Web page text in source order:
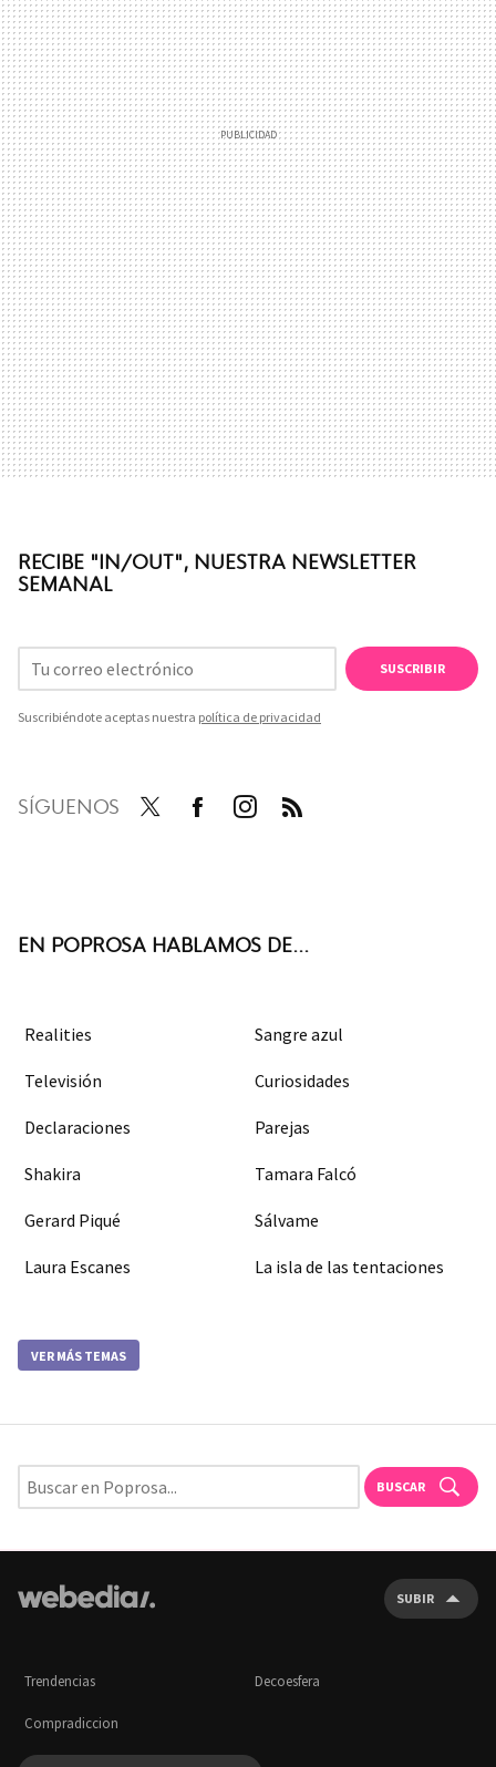
RECIBE "IN/OUT", NUESTRA NEWSLETTER
SEMANAL
SUSCRIBIR
Suscribiéndote aceptas nuestra política de privacidad
SÍGUENOS
EN POPROSA HABLAMOS DE...
Realities Sangre azul
Televisión Curiosidades
Declaraciones Parejas
Shakira Tamara Falcó
Gerard Piqué Sálvame
Laura Escanes La isla de las tentaciones
VER MÁS TEMAS
BUSCAR
SUBIR
Trendencias Decoesfera
Compradiccion